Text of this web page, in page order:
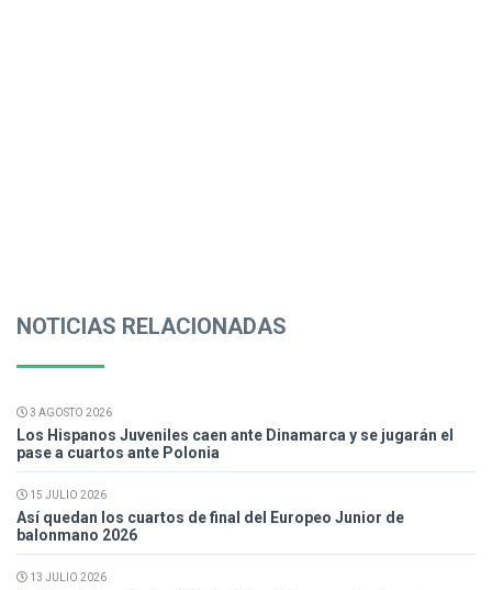
NOTICIAS RELACIONADAS
3 AGOSTO 2026
Los Hispanos Juveniles caen ante Dinamarca y se jugarán el
pase a cuartos ante Polonia
15 JULIO 2026
Así quedan los cuartos de final del Europeo Junior de
balonmano 2026
13 JULIO 2026